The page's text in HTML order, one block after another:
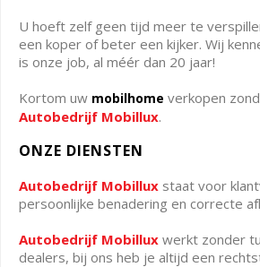
U hoeft zelf geen tijd meer te
een koper of beter een kijker. Wij
is onze job, al méér dan 20 jaar!
Kortom uw mobilhome verkopen
Autobedrijf Mobillux.
ONZE DIENSTEN
Autobedrijf Mobillux staat voor
persoonlijke benadering en correcte
Autobedrijf Mobillux werkt zonder
dealers, bij ons heb je altijd een